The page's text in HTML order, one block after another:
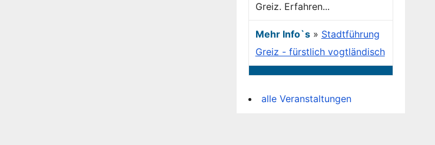
Greiz. Erfahren...
Mehr Info`s» Stadtführung
Greiz - fürstlich vogtländisch
alle Veranstaltungen